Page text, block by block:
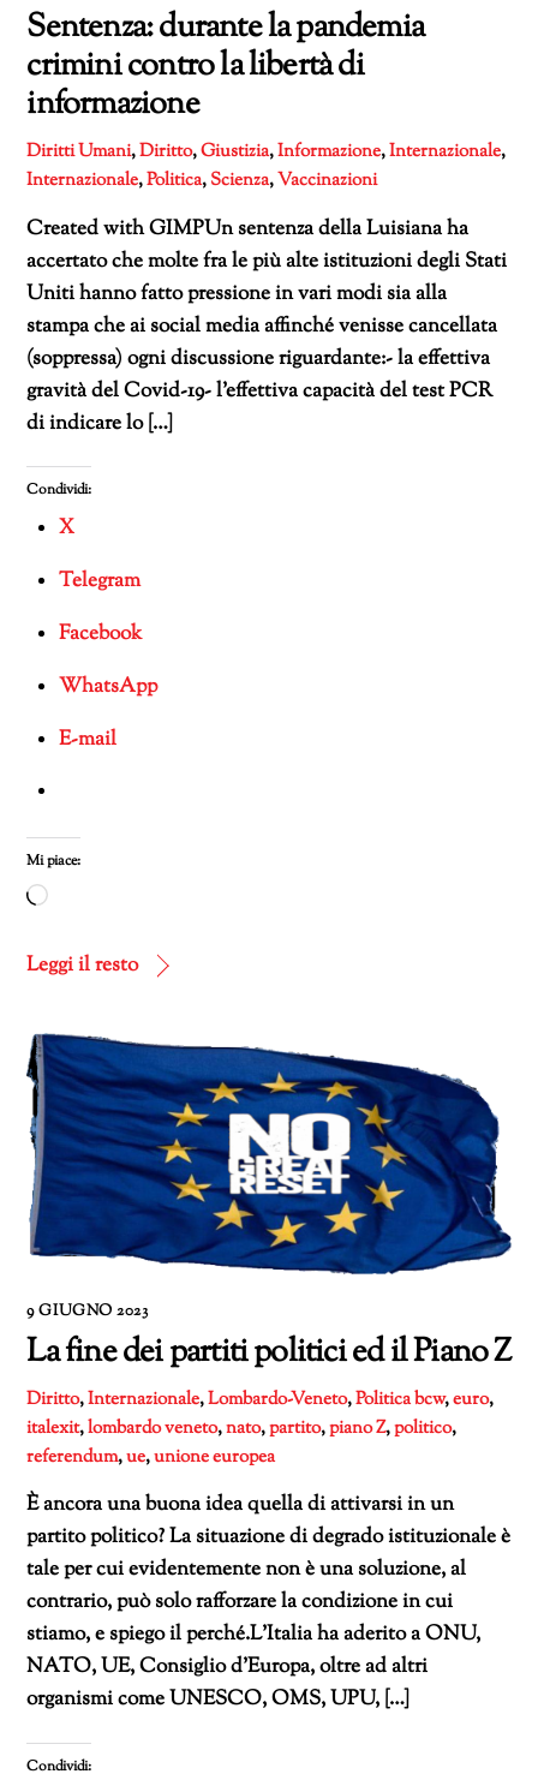
Sentenza: durante la pandemia
crimini contro la libertà di
informazione
Diritti Umani,Diritto,Giustizia,Informazione,Internazionale,
Internazionale,Politica,Scienza,Vaccinazioni
Created with GIMPUn sentenza della Luisiana ha
accertato che molte fra le più alte istituzioni degli Stati
Uniti hanno fatto pressione in vari modi sia alla
stampa che ai social media affinché venisse cancellata
(soppressa) ogni discussione riguardante:- la effettiva
gravità del Covid-19- l’effettiva capacità del test PCR
di indicare lo […]
Condividi:
X
Telegram
Facebook
WhatsApp
E-mail
Mi piace:
Caricamento
corso…
Leggi il resto
9 GIUGNO 2023
La fine dei partiti politici ed il Piano Z
Diritto,Internazionale,Lombardo-Veneto,Politicabcw,euro,
italexit,lombardo veneto,nato,partito,piano Z,politico,
referendum,ue,unione europea
È ancora una buona idea quella di attivarsi in un
partito politico? La situazione di degrado istituzionale è
tale per cui evidentemente non è una soluzione, al
contrario, può solo rafforzare la condizione in cui
stiamo, e spiego il perché.L’Italia ha aderito a ONU,
NATO, UE, Consiglio d’Europa, oltre ad altri
organismi come UNESCO, OMS, UPU, […]
Condividi: